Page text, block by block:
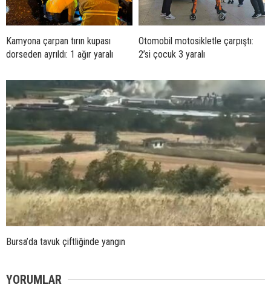
Kamyona çarpan tırın kupası
dorseden ayrıldı: 1 ağır yaralı
Otomobil motosikletle çarpıştı:
2’si çocuk 3 yaralı
Bursa’da tavuk çiftliğinde yangın
YORUMLAR